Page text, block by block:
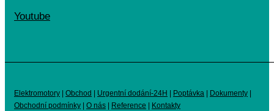
Youtube
Elektromotory | Obchod | Urgentní dodání-24H | Poptávka | Dokumenty |
Obchodní podmínky | O nás | Reference | Kontakty